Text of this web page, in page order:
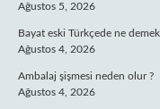
Ağustos 5, 2026
Bayat eski Türkçede ne
Ağustos 4, 2026
Ambalaj şişmesi neden olur ?
Ağustos 4, 2026